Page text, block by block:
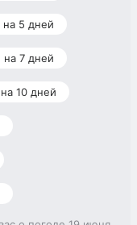
на 5 дней
на 7 дней
10 дней